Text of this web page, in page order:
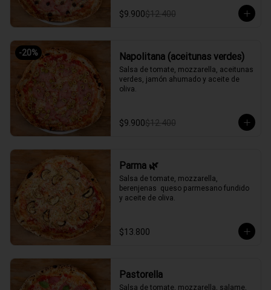
$9.900$12.400
-20% Napolitana (aceitunas verdes)
Salsa de tomate, mozzarella, aceitunas
verdes, jamón ahumado y aceite de
oliva.
$9.900$12.400
Parma 🌿
Salsa de tomate, mozzarella,
berenjenas  queso parmesano fundido
y aceite de oliva.
$13.800
Pastorella
Salsa de tomate, mozzarella, salame,